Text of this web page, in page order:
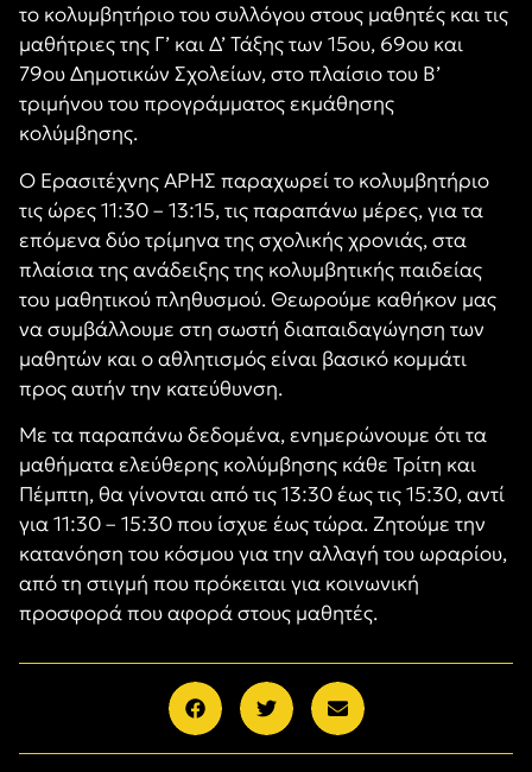
το κολυμβητήριο του συλλόγου στους μαθητές και τις
μαθήτριες της Γ’ και Δ’ Τάξης των 15ου, 69ου και
79ου Δημοτικών Σχολείων, στο πλαίσιο του Β’
τριμήνου του προγράμματος εκμάθησης
κολύμβησης.
Ο Ερασιτέχνης ΑΡΗΣ παραχωρεί το κολυμβητήριο
τις ώρες 11:30 – 13:15, τις παραπάνω μέρες, για τα
επόμενα δύο τρίμηνα της σχολικής χρονιάς, στα
πλαίσια της ανάδειξης της κολυμβητικής παιδείας
του μαθητικού πληθυσμού. Θεωρούμε καθήκον μας
να συμβάλλουμε στη σωστή διαπαιδαγώγηση των
μαθητών και ο αθλητισμός είναι βασικό κομμάτι
προς αυτήν την κατεύθυνση.
Με τα παραπάνω δεδομένα, ενημερώνουμε ότι τα
μαθήματα ελεύθερης κολύμβησης κάθε Τρίτη και
Πέμπτη, θα γίνονται από τις 13:30 έως τις 15:30, αντί
για 11:30 – 15:30 που ίσχυε έως τώρα. Ζητούμε την
κατανόηση του κόσμου για την αλλαγή του ωραρίου,
από τη στιγμή που πρόκειται για κοινωνική
προσφορά που αφορά στους μαθητές.